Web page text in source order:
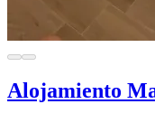
Alojamiento